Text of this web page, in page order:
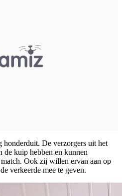
honderduit. De verzorgers uit het
de kuip hebben en kunnen
Ook zij willen ervan aan op
verkeerde mee te geven.